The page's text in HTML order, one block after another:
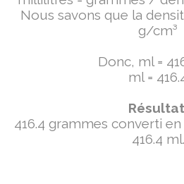
Nous savons que la
g/cm³
Donc, ml =
ml =
416.4 grammes converti
416.4 ml.